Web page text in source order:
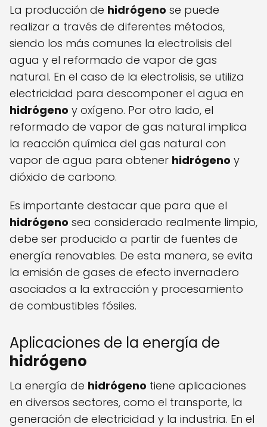
La producción de hidrógeno se puede
realizar a través de diferentes métodos,
siendo los más comunes la electrolisis del
agua y el reformado de vapor de gas
natural. En el caso de la electrolisis, se utiliza
electricidad para descomponer el agua en
hidrógeno y oxígeno. Por otro lado, el
reformado de vapor de gas natural implica
la reacción química del gas natural con
vapor de agua para obtener hidrógeno y
dióxido de carbono.
Es importante destacar que para que el
hidrógeno sea considerado realmente limpio,
debe ser producido a partir de fuentes de
energía renovables. De esta manera, se evita
la emisión de gases de efecto invernadero
asociados a la extracción y procesamiento
de combustibles fósiles.
Aplicaciones de la energía de
hidrógeno
La energía de hidrógeno tiene aplicaciones
en diversos sectores, como el transporte, la
generación de electricidad y la industria. En el